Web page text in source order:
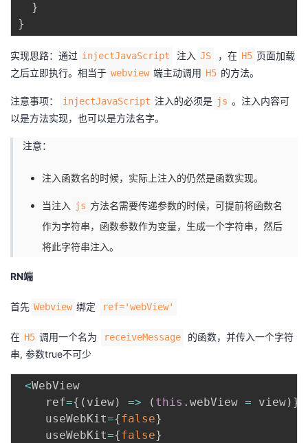
}
}
实现思路：通过 injectJavaScript 注入 JS ，在 H5 页面加载
之后立即执行。相当于 webview 端主动调用 H5 的方法。
注意事项： injectJavaScript 注入的必须是 js 。注入内容可
以是方法实现，也可以是方法名字。
注意：
注入函数名的时候，实际上注入的仍然是函数实现。
当注入 js 方法名需要传递参数的时候，可提前将函数名
作为字符串，函数参数作为变量，生成一个字符串，然后
将此字符串注入。
RN端
首先 Webview 绑定 ref='webView'
在 H5 调用一个名为 receiveMessage
的函数，并传入一个字符
串, 参数true不可少
<WebView
    ref
={ ( view) => ( this . webView = view) }
    useWebKit
={false}
    useWebKit
={false}